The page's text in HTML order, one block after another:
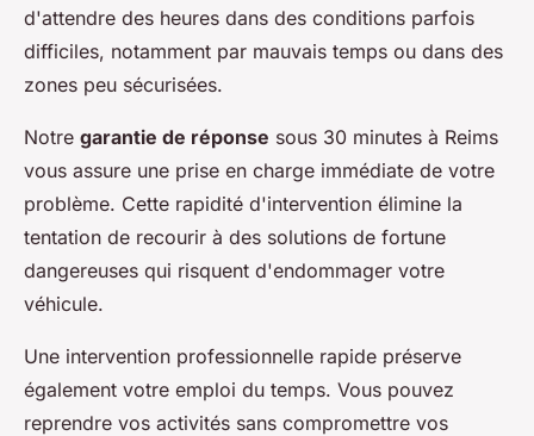
d'attendre des heures dans des conditions parfois
difficiles, notamment par mauvais temps ou dans des
zones peu sécurisées.
Notre garantie de réponse sous 30 minutes à Reims
vous assure une prise en charge immédiate de votre
problème. Cette rapidité d'intervention élimine la
tentation de recourir à des solutions de fortune
dangereuses qui risquent d'endommager votre
véhicule.
Une intervention professionnelle rapide préserve
également votre emploi du temps. Vous pouvez
reprendre vos activités sans compromettre vos